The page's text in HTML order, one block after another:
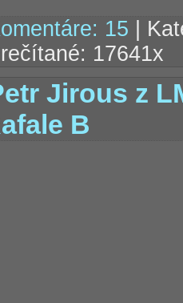
15 |
17641x
Jirous z
B